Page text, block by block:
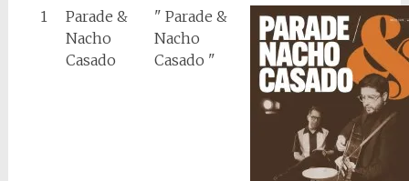
1
Parade &
Nacho
Casado
" Parade &
Nacho
Casado "